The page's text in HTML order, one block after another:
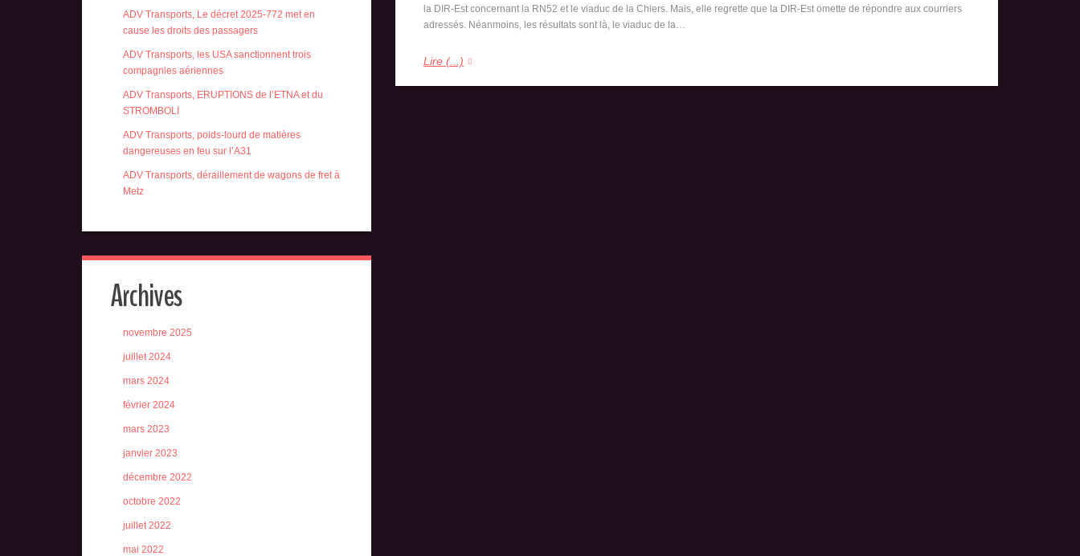
la DIR-Est concernant la RN52 et le viaduc de la Chiers. Mais, elle regrette que la DIR-Est omette de répondre aux courriers
adressés. Néanmoins, les résultats sont là, le viaduc de la…
Lire (...)
ADV Transports, Le décret 2025-772 met en
cause les droits des passagers
ADV Transports, les USA sanctionnent trois
compagnies aériennes
ADV Transports, ERUPTIONS de l’ETNA et du
STROMBOLI
ADV Transports, poids-lourd de matières
dangereuses en feu sur l’A31
ADV Transports, déraillement de wagons de fret à
Metz
Archives
novembre 2025
juillet 2024
mars 2024
février 2024
mars 2023
janvier 2023
décembre 2022
octobre 2022
juillet 2022
mai 2022